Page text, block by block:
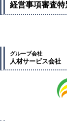
経営事項審査特
グループ会社
人材サービス会社